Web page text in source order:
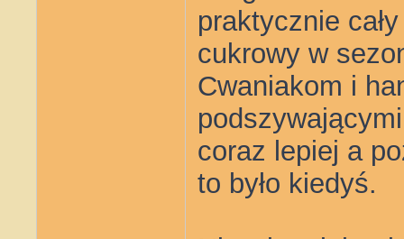
praktycznie
cukrowy w
Cwaniakom i
coraz lepiej a
to było kiedyś.